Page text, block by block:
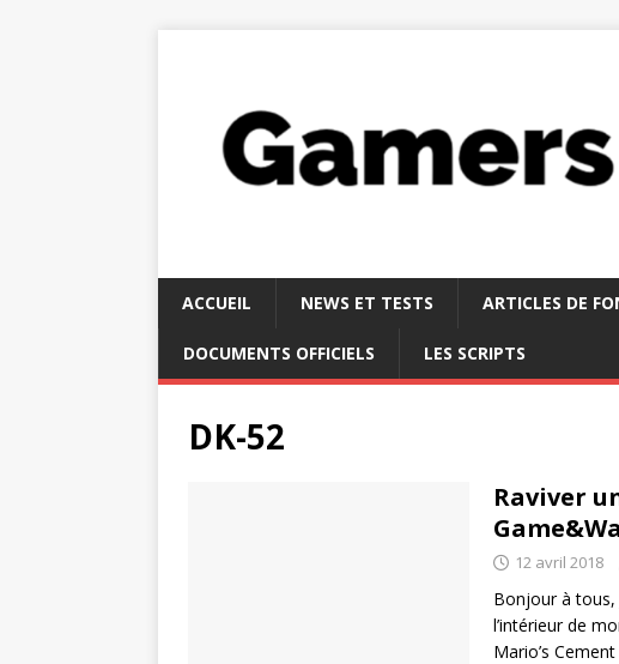
ACCUEIL NEWS ET TESTS ARTICLES DE
DOCUMENTS OFFICIELS LES SCRIPTS
DK-52
Raviver
12 avril 2018
Bonjour à tous,
l’intérieur de
Mario’s